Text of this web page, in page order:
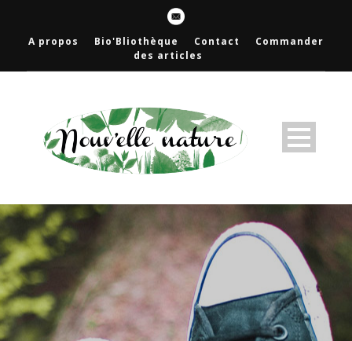
A propos Bio'Bliothèque Contact
Commander
des articles